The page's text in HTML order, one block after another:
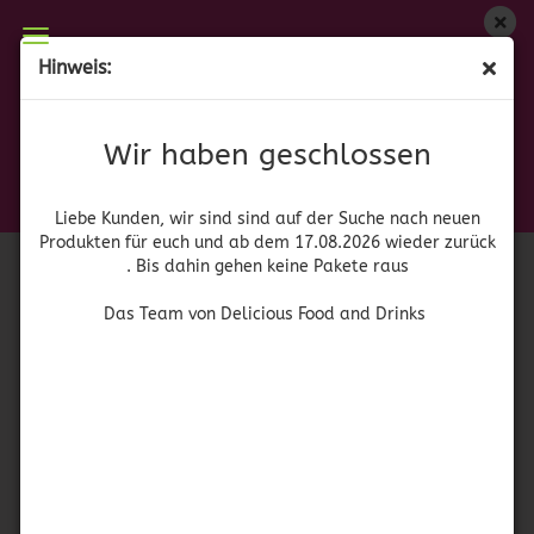
Hinweis:
Wir haben geschlossen
Liebe Kunden, wir sind sind auf der Suche nach neuen
Produkten für euch und ab dem 17.08.2026 wieder zurück
. Bis dahin gehen keine Pakete raus
Das Team von Delicious Food and Drinks
Wir haben geschlossen
zurück. Bis dahin gehen keine Pakete raus
Das Team von Delicious Food and Drinks
42058)